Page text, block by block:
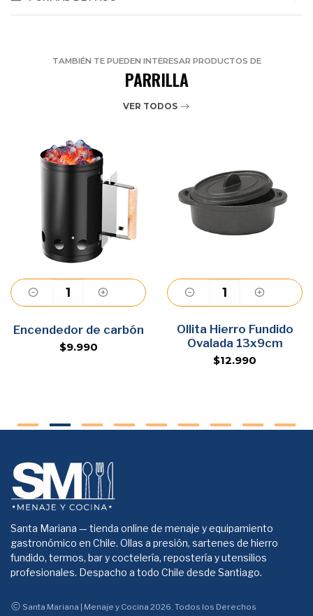
TAMBIÉN TE PUEDEN INTERESAR PRODUCTOS DE
PARRILLA
VER TODOS
Agregar
Encendedor de carbón
$9.990
Agregar
Ollita Hierro Fundido
Ovalada 13x9cm
$12.990
Santa Mariana — tienda online de menaje y equipamiento
gastronómico en Chile. Ollas a presión, sartenes de hierro
fundido, termos, bar y coctelería, repostería y utensilios
profesionales. Despacho a todo Chile desde Santiago.
Santa Mariana | Menaje y Cocina 2026. Todos los Derechos